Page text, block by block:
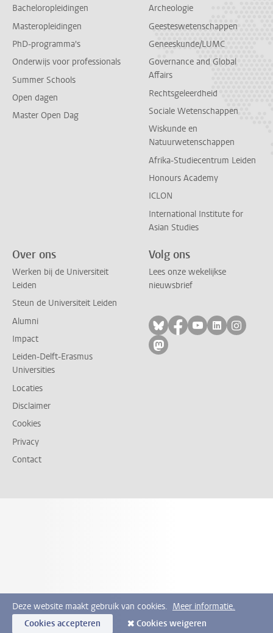
Bacheloropleidingen
Masteropleidingen
PhD-programma's
Onderwijs voor professionals
Summer Schools
Open dagen
Master Open Dag
Archeologie
Geesteswetenschappen
Geneeskunde/LUMC
Governance and Global
Affairs
Rechtsgeleerdheid
Sociale Wetenschappen
Wiskunde en
Natuurwetenschappen
Afrika-Studiecentrum Leiden
Honours Academy
ICLON
International Institute for
Asian Studies
Over ons
Werken bij de Universiteit
Leiden
Steun de Universiteit Leiden
Alumni
Impact
Leiden-Delft-Erasmus
Universities
Locaties
Disclaimer
Cookies
Privacy
Contact
Volg ons
Lees onze wekelijkse
nieuwsbrief
Volg ons op bluesky
Volg ons op
Volg ons op
Volg ons
Volg
Volg ons op mastodon
Deze website maakt gebruik van cookies. Meer informatie.
Cookies accepteren
Cookies weigeren